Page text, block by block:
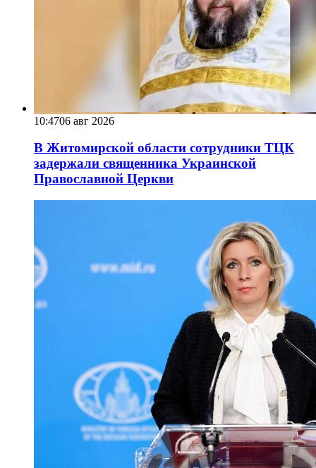
10:4706 авг 2026
В Житомирской области сотрудники ТЦК
задержали священника Украинской
Православной Церкви